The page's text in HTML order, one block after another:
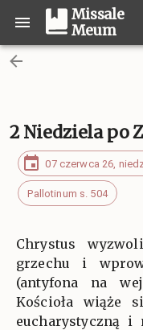
Missale
Meum
2 Niedziela po
07 czerwca 26,
Pallotinum s. 504
Chrystus
grzechu i
(antyfona na
Kościoła wiąże
eucharystyczną i